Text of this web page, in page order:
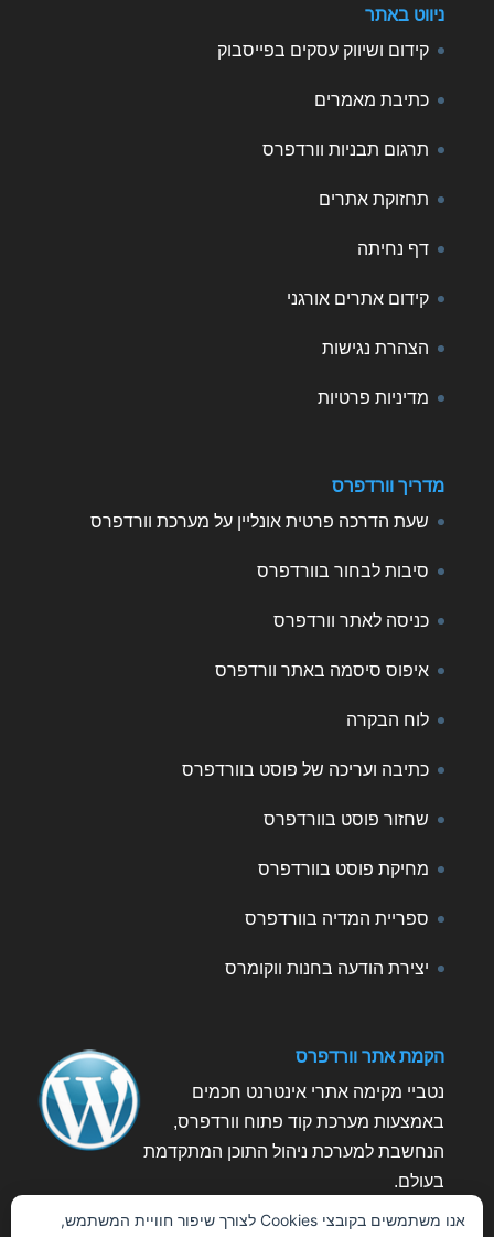
Cookie
אנו משתמשים בקובצי Cookies לצורך שיפור חוויית המשתמש,
ניווט באתר
קידום ושיווק עסקים בפייסבוק
כתיבת מאמרים
תרגום תבניות וורדפרס
תחזוקת אתרים
דף נחיתה
קידום אתרים אורגני
הצהרת נגישות
מדיניות פרטיות
מדריך וורדפרס
שעת הדרכה פרטית אונליין על מערכת וורדפרס
סיבות לבחור בוורדפרס
כניסה לאתר וורדפרס
איפוס סיסמה באתר וורדפרס
לוח הבקרה
כתיבה ועריכה של פוסט בוורדפרס
שחזור פוסט בוורדפרס
מחיקת פוסט בוורדפרס
ספריית המדיה בוורדפרס
יצירת הודעה בחנות ווקומרס
הקמת אתר וורדפרס
נטביי מקימה אתרי אינטרנט חכמים
באמצעות מערכת קוד פתוח וורדפרס,
הנחשבת למערכת ניהול התוכן המתקדמת
בעולם.